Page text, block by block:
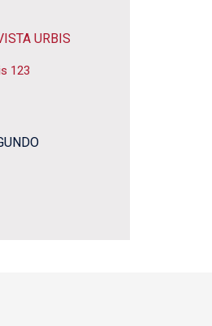
URBIS
123